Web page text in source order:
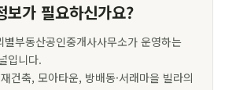
보가 필요하신가요?
별부동산공인중개사사무소가 운영하는
입니다.
건축, 모아타운, 방배동·서래마을 빌라의